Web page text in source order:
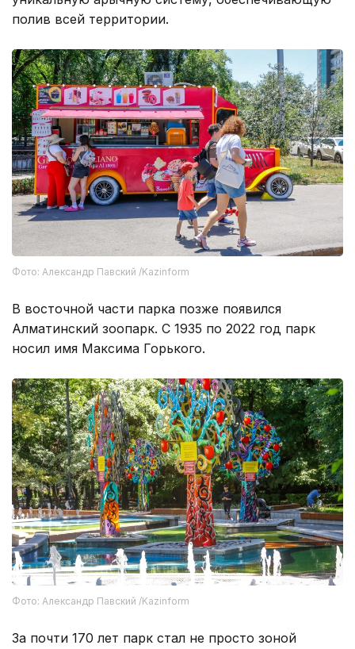
полив всей территории.
Фото: Александр Павский /Kazinform
В восточной части парка позже появился
Алматинский зоопарк. С 1935 по 2022 год парк
носил имя Максима Горького.
Фото: Александр Павский /Kazinform
За почти 170 лет парк стал не просто зоной